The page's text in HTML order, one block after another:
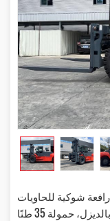
شوكية للحاويات
حمولة 35 طنًا